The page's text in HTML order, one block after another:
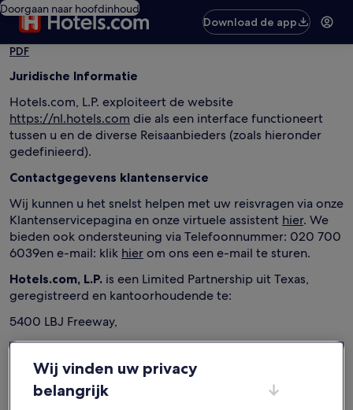
Doorgaan naar hoofdinhoud
Download de app
PDF
Juridische Informatie
Hotels.com, L.P. exploiteert de website
https://nl.hotels.com die als een interface functioneert
tussen u en de diverse Reisaanbieders (zoals hieronder
gedefinieerd).
Contactgegevens klantenservice
Wij kunnen u het snelst helpen met uw reisvragen via onze
Klantenservicepagina en onze virtuele assistent hier. We
bieden ook ondersteuning via Telefoonnummer: 020 700
6039en e-mail: klik hierom ons een e-mail te sturen.
Hotels.com, L.P. is een Limited Partnership uit Texas,
geregistreerd en kantoorhoudende te:
5400 LBJ Freeway,
Suite 500,
Dallas,
Texas 75240,
Wij vinden uw privacy
belangrijk